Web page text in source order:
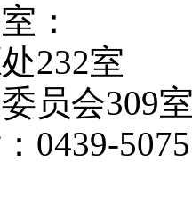
：
232室
会309